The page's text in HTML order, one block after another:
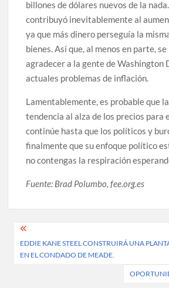
billones de dólares nuevos de la
contribuyó inevitablemente al
ya que más dinero perseguía la
bienes. Así que, al menos en parte,
agradecer a la gente de Washington
actuales problemas de inflación.
Lamentablemente, es probable que
tendencia al alza de los precios para
continúe hasta que los políticos y
finalmente que su enfoque político
no contengas la respiración
Fuente: Brad Polumbo, fee.org.es
Post
navigation
EDDIE KANE STEEL CONSTRUIRÁ UNA
EN EL CONDADO DE MEADE.